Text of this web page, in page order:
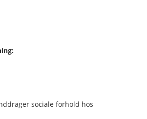
sociale forhold hos